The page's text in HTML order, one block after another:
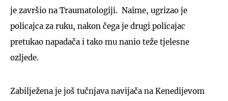
je završio na Traumatologiji. Naime, ugrizao je
policajca za ruku, nakon čega je drugi policajac
pretukao napadača i tako mu nanio teže tjelesne
ozljede.
Zabilježena je još tučnjava navijača na Kenedijevom